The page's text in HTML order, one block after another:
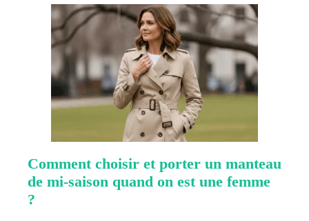
Comment choisir et porter un manteau
de mi-saison quand on est une femme
?